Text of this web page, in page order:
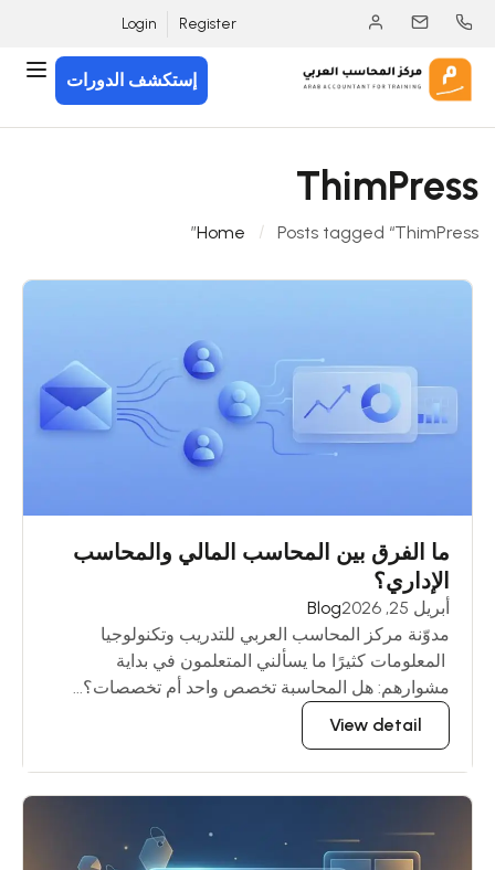
Register
Login
إستكشف الدورات
ThimPress
Home Posts tagged “ThimPress”
ما الفرق بين المحاسب المالي والمحاسب
الإداري؟
أبريل 25, 2026
Blog
مدوّنة مركز المحاسب العربي للتدريب وتكنولوجيا
المعلومات كثيرًا ما يسألني المتعلمون في بداية
مشوارهم: هل المحاسبة تخصص واحد أم تخصصات؟...
View detail